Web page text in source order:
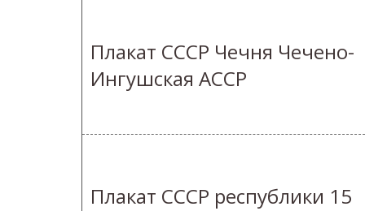
Плакат СССР Чечня Чечено-
Ингушская АССР
Плакат СССР республики 15